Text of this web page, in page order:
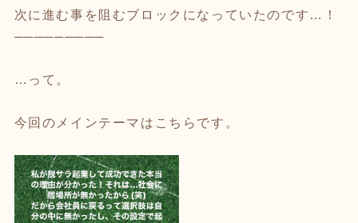
次に進む事を阻むブロックになっていたのです…！
─────────
…って。
今回のメインテーマはこちらです。